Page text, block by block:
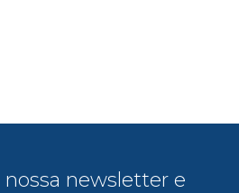
newsletter e